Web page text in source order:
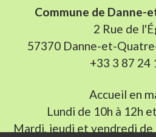
Commune de Danne-
2 Rue de
57370 Danne-et-
+33 3 87 24
Accueil en
Lundi de 10h à 12h
Mardi, jeudi et vendredi de